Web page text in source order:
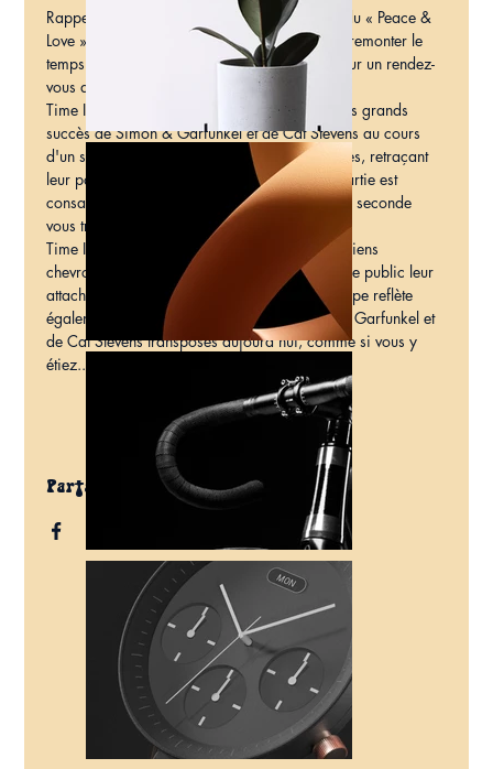
Rappelez-vous le « Flower Power », l'époque du « Peace &
Love ». Fermez les yeux et laissez-vous aller à remonter le
temps jusqu'aux décennies 1960 et 1970 pour un rendez-
vous avec Simon & Garfunkel et Cat Stevens.
Time It Was présente une rétrospective des plus grands
succès de Simon & Garfunkel et de Cat Stevens au cours
d'un spectacle hommage d'environ deux heures, retraçant
leur parcours musical original. La première partie est
consacrée à Simon & Garfunkel, tandis que la seconde
vous transporte dans l'univers de Cat Stevens.
Time It Was exprime la passion de cinq musiciens
chevronnés qui s'unissent pour partager avec le public leur
attachement à leurs racines musicales. Le groupe reflète
également le talent et l'imaginaire de Simon & Garfunkel et
de Cat Stevens transposés aujourd'hui, comme si vous y
étiez...
Partager ce spectacle